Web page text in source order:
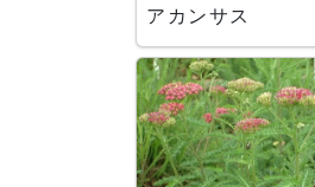
アカンサス